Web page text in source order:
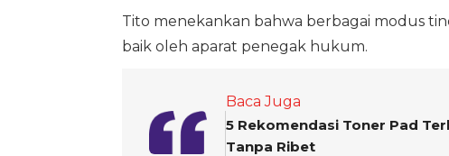
Tito menekankan bahwa berbagai modus
baik oleh aparat penegak hukum.
Baca Juga
5 Rekomendasi Toner Pad
Tanpa Ribet